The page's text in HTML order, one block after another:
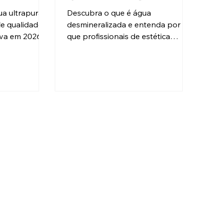
ultrapura
qualidade
em 2026.
profissionais de
limpeza?
Descubra o que é água
desmineralizada e entenda por
que profissionais de estética